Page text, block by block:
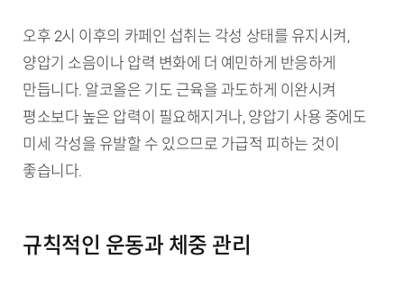
오후 2시 이후의 카페인 섭취는 각성 상태를 유지시켜,
양압기 소음이나 압력 변화에 더 예민하게 반응하게
만듭니다. 알코올은 기도 근육을 과도하게 이완시켜
평소보다 높은 압력이 필요해지거나, 양압기 사용 중에도
미세 각성을 유발할 수 있으므로 가급적 피하는 것이
좋습니다.
규칙적인 운동과 체중 관리